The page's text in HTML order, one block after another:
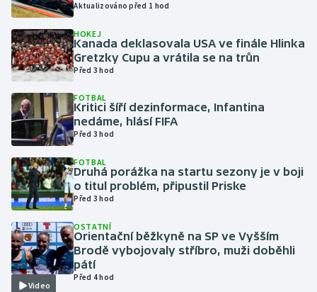
Gymnastika
Házená
Jezdectví
Judo
Krasobruslení
Lezení
Lyže a snowboard
Moderní pětiboj
Motorsport
Aktualizováno před 1 hod
HOKEJ
Kanada deklasovala USA ve finále Hlinka
Gretzky Cupu a vrátila se na trůn
Před 3 hod
FOTBAL
Kritici šíří dezinformace, Infantina
nedáme, hlásí FIFA
Před 3 hod
FOTBAL
Druhá porážka na startu sezony je v boji
o titul problém, připustil Priske
Před 3 hod
Video
OSTATNÍ
Orientační běžkyně na SP ve Vyšším
Brodě vybojovaly stříbro, muži doběhli
pátí
Před 4 hod